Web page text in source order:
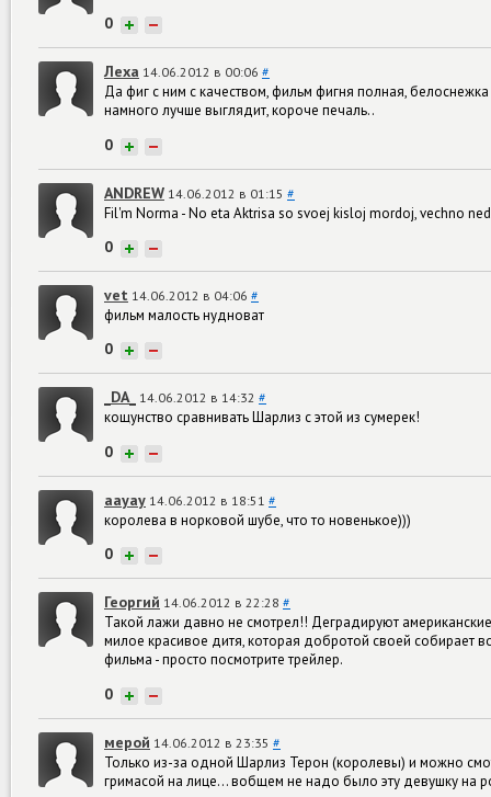
0 + −
Леха 14.06.2012 в 00:06 #
Да фиг с ним с качеством, фильм фигня полная,
намного лучше выглядит, короче печаль..
0 + −
ANDREW 14.06.2012 в 01:15 #
Fil'm Norma - No eta Aktrisa so svoej kisloj mordoj, vechno
0 + −
vet 14.06.2012 в 04:06 #
фильм малость нудноват
0 + −
_DA_ 14.06.2012 в 14:32 #
кощунство сравнивать Шарлиз с этой из сумерек!
0 + −
аауау 14.06.2012 в 18:51 #
королева в норковой шубе, что то новенькое)))
0 + −
Георгий 14.06.2012 в 22:28 #
Такой лажи давно не смотрел!! Деградируют
милое красивое дитя, которая добротой своей собирает
фильма - просто посмотрите трейлер.
0 + −
мерой 14.06.2012 в 23:35 #
Только из-за одной Шарлиз Терон (королевы) и можно
гримасой на лице... вобщем не надо было эту девушку на